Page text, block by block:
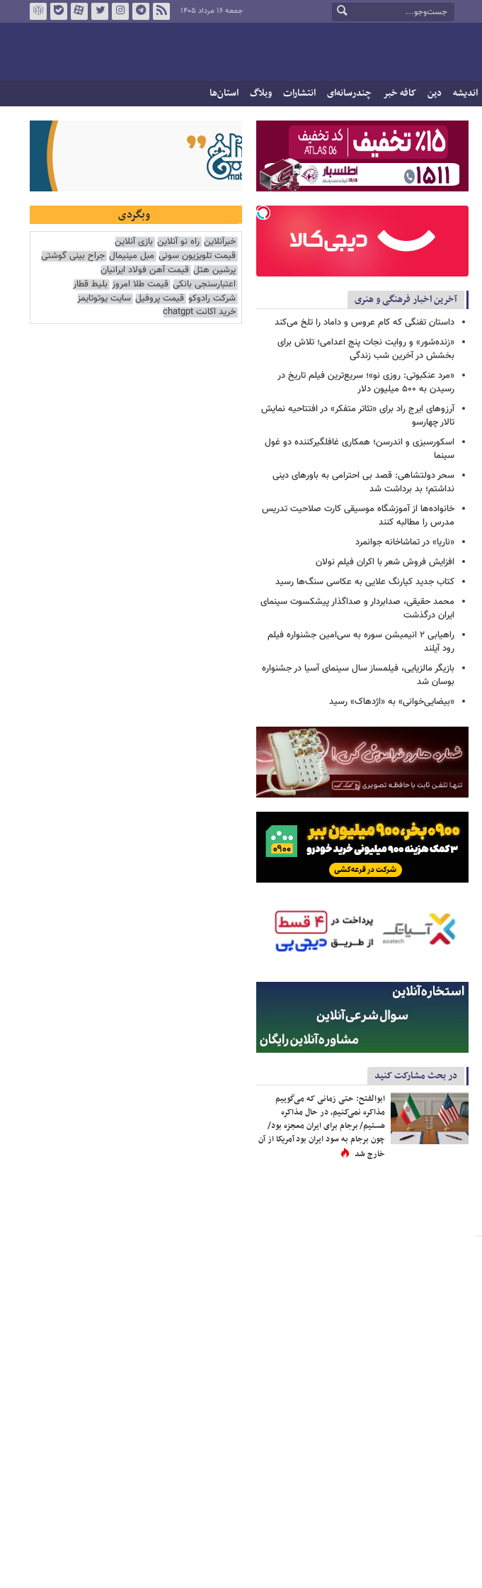
جمعه ۱۶ مرداد ۱۴۰۵
اندیشه دین کافه خبر چندرسانه‌ای انتشارات وبلاگ استان‌ها
آخرین اخبار فرهنگی و هنری
داستان تفنگی که کام عروس و داماد را تلخ می‌کند
«زنده‌شور» و روایت نجات پنج اعدامی؛ تلاش برای
بخشش در آخرین شب زندگی
«مرد عنکبوتی: روزی نو»؛ سریع‌ترین فیلم تاریخ در
رسیدن به ۵۰۰ میلیون دلار
آرزوهای ایرج راد برای «تئاتر متفکر» در افتتاحیه نمایش
تالار چهارسو
اسکورسیزی و اندرسن؛ همکاری غافلگیرکننده دو غول
سینما
سحر دولتشاهی: قصد بی احترامی به باورهای دینی
نداشتم؛ بد برداشت شد
خانواده‌ها از آموزشگاه موسیقی کارت صلاحیت تدریس
مدرس را مطالبه کنند
«ناریا» در تماشاخانه جوانمرد
افزایش فروش شعر با اکران فیلم نولان
کتاب جدید کیارنگ علایی به عکاسی سنگ‌ها رسید
محمد حقیقی، صدابردار و صداگذار پیشکسوت سینمای
ایران درگذشت
راهیابی ۲ انیمیشن سوره به سی‌امین جشنواره فیلم
رود آیلند
بازیگر مالزیایی، فیلمساز سال سینمای آسیا در جشنواره
بوسان شد
«بیضایی‌خوانی» به «اژدهاک» رسید
در بحث مشارکت کنید
ابوالفتح: حتی زمانی که می‌گوییم
مذاکره نمی‌کنیم، در حال مذاکره
هستیم/ برجام برای ایران معجزه بود/
چون برجام به سود ایران بود آمریکا از آن
خارج شد
وبگردی
خبرآنلاین راه نو آنلاین بازی آنلاین
قیمت تلویزیون سونی مبل مینیمال جراح بینی گوشتی
پرشین هتل قیمت آهن فولاد ایرانیان
اعتبارسنجی بانکی قیمت طلا امروز بلیط قطار
شرکت رادوکو قیمت پروفیل سایت یوتوتایمز
خرید اکانت chatgpt